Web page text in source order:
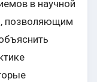
в научной
позволяющим